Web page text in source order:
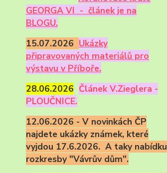
GEORGA VI - článek je na
BLOGU.
15.07.2026 Ukázky
připravovaných materiálů pro
výstavu v Příboře.
28.06.2026 Článek V.Zieglera -
PLOUČNICE.
12.06.2026 - V novinkách ČP
najdete ukázky známek, které
vyjdou 17.6.2026. A taky nabídku
rozkresby "Vávrův dům".